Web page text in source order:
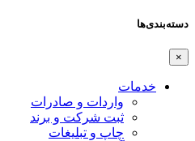
دسته‌بندی‌ها
×
خدمات
واردات و صادرات
ثبت شرکت و برند
چاپ و تبلیغات